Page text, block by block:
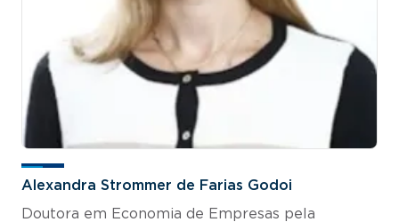
Alexandra Strommer de Farias Godoi
Doutora em Economia de Empresas pela